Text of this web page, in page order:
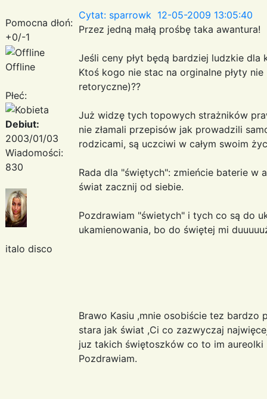
Pomocna dłoń:
+0/-1
Offline
Płeć:
Debiut:
2003/01/03
Wiadomości:
830
italo disco
Cytat: sparrowk 12-05-2009 13:05:40
Przez jedną małą prośbę taka awantura!
Jeśli ceny płyt będą bardziej ludzkie
Ktoś kogo nie stac na orginalne płyty
retoryczne)??
Już widzę tych topowych strażników
nie złamali przepisów jak prowadzili
rodzicami, są uczciwi w całym swoim
Rada dla "świętych": zmieńcie baterie w
świat zacznij od siebie.
Pozdrawiam "świetych" i tych co są do
ukamienowania, bo do świętej mi
Brawo Kasiu ,mnie osobiście tez
stara jak świat ,Ci co zazwyczaj
juz takich świętoszków co to im aureolki
Pozdrawiam.